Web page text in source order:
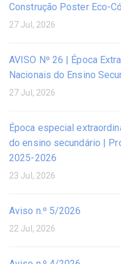
Construção Poster Eco-
27 Jul, 2026
AVISO Nº 26 | Época
Nacionais do Ensino
27 Jul, 2026
Época especial
do ensino secundário |
2025-2026
23 Jul, 2026
Aviso n.º 5/2026
22 Jul, 2026